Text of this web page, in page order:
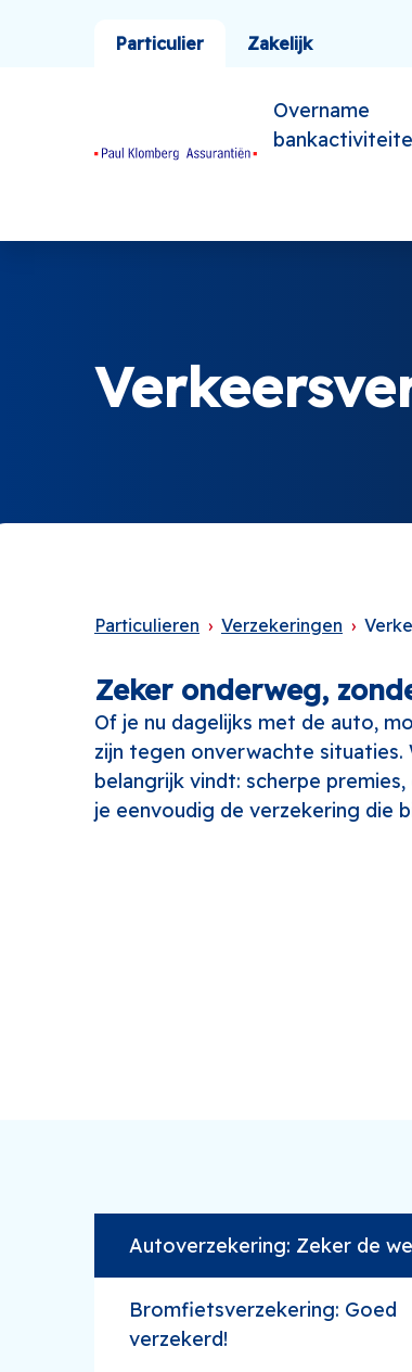
Particulier Zakelijk
Overname
Particulieren Verzekeringen
Zeker onderweg,
Of je nu dagelijks met de auto,
zijn tegen onverwachte situaties.
belangrijk vindt: scherpe
je eenvoudig de verzekering die
Autoverzekering: Zeker de
Bromfietsverzekering: Goed
verzekerd!